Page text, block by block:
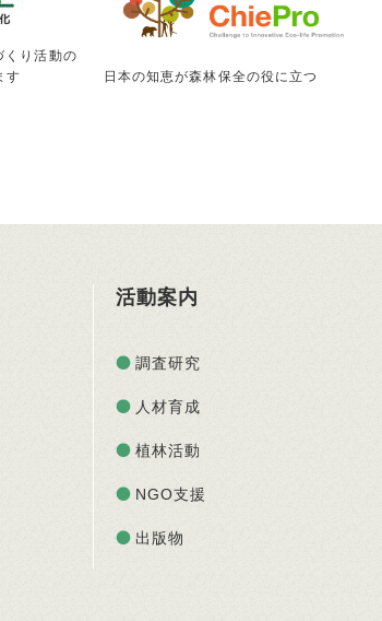
くり活動の
す
日本の知恵が森林保全の役に立つ
活動案内
調査研究
人材育成
植林活動
NGO支援
出版物